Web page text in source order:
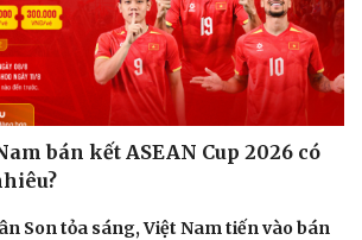
bán kết ASEAN Cup 2026 có
Son tỏa sáng, Việt Nam tiến vào bán